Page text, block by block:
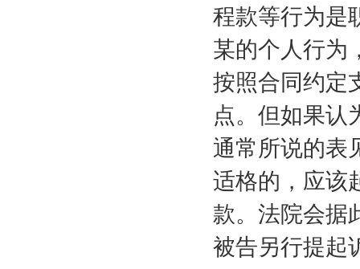
程款等行为是
某的个人行为
按照合同约定
点。但如果认
通常所说的表
适格的，应该
款。法院会据
被告另行提起